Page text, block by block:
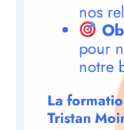
nos
pour
notre
La
Tristan